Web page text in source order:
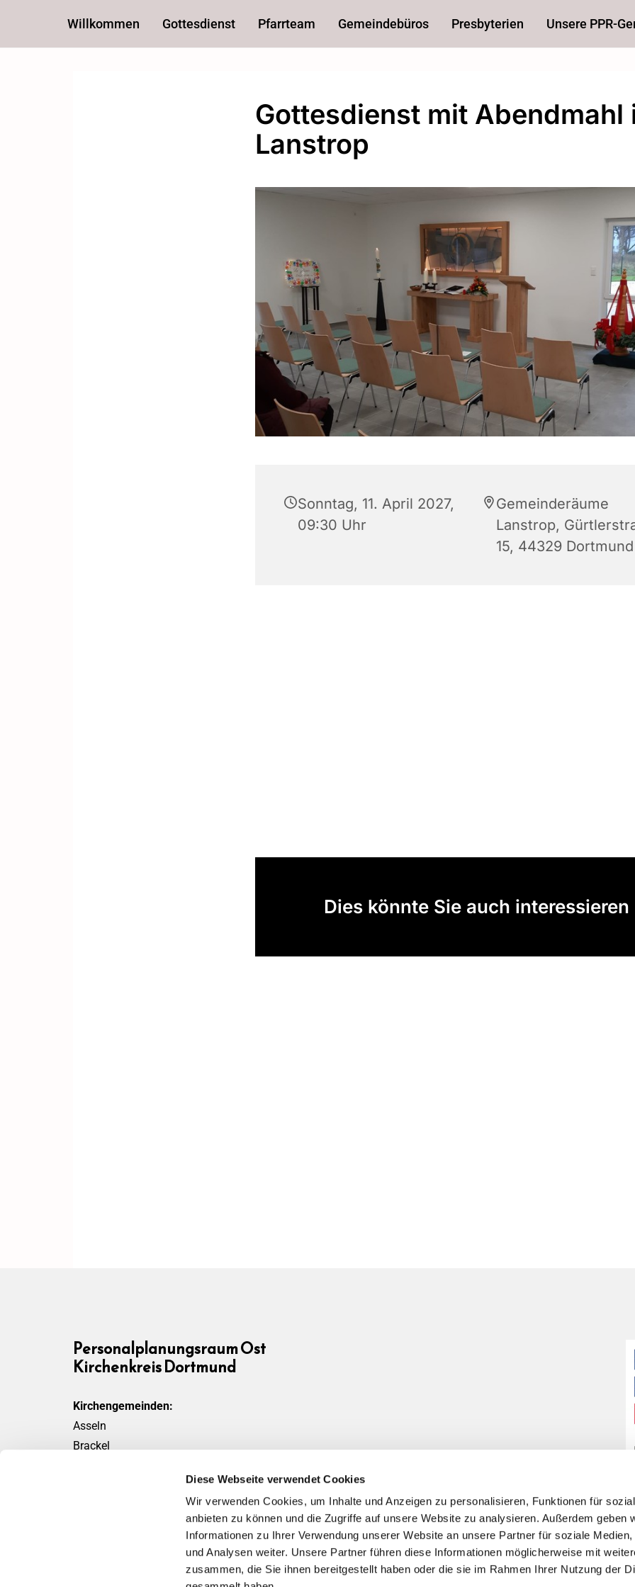
Diese Webseite verwendet Cookies
Wir verwenden Cookies, um Inhalte und Anzeigen zu personalisieren, Funktionen für
anbieten zu können und die Zugriffe auf unsere Website zu analysieren. Außerdem geben
Informationen zu Ihrer Verwendung unserer Website an unsere Partner für soziale Medien,
und Analysen weiter. Unsere Partner führen diese Informationen möglicherweise mit
zusammen, die Sie ihnen bereitgestellt haben oder die sie im Rahmen Ihrer Nutzung der
Willkommen Gottesdienst Pfarrteam Gemeindebüros Presbyterien Unsere PPR-
Gottesdienst mit Abendmahl
Lanstrop
Sonntag, 11. April 2027,
09:30 Uhr
Gemeinderäume
Lanstrop,
15, 44329 Dortmund
Dies könnte Sie auch interessieren
Personalplanungsraum Ost
Kirchenkreis Dortmund
Kirchengemeinden:
Asseln
Brackel